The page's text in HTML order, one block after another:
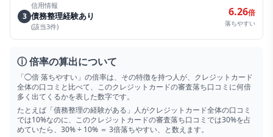
3
信用情報
債務整理経験あり
(該当3件)
6.26倍
落ちやすい
ⓘ 倍率の算出について
「◯倍 落ちやすい」の倍率は、その特徴を持つ人が、 クレジットカード
全体の口コミと比べて、このクレジットカードの審査落ち口コミに何倍
多く出てくるかを表した数字です。
たとえば「債務整理の経験がある」人がクレジットカード全体の口コミ
では10%なのに、このクレジットカードの審査落ち口コミでは30%を占
めていたら、30% ÷ 10% ＝ 3倍落ちやすい、と数えます。